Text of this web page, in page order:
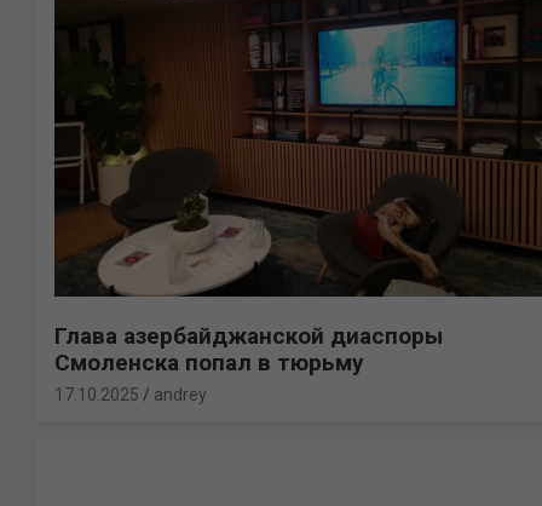
Глава азербайджанской диаспоры
Смоленска попал в тюрьму
17.10.2025 andrey